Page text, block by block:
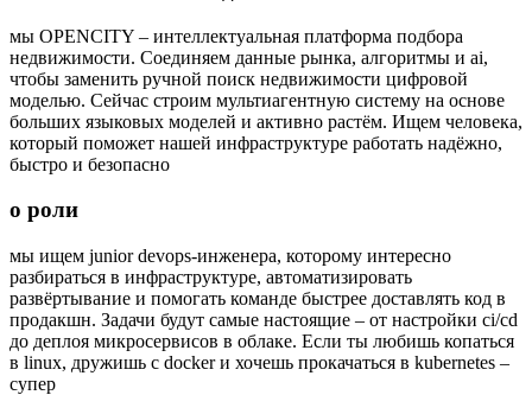
мы OPENCITY – интеллектуальная платформа подбора
недвижимости. Соединяем данные рынка, алгоритмы и ai,
чтобы заменить ручной поиск недвижимости цифровой
моделью. Сейчас строим мультиагентную систему на основе
больших языковых моделей и активно растём. Ищем человека,
который поможет нашей инфраструктуре работать надёжно,
быстро и безопасно
о роли
мы ищем junior devops-инженера, которому интересно
разбираться в инфраструктуре, автоматизировать
развёртывание и помогать команде быстрее доставлять код в
продакшн. Задачи будут самые настоящие – от настройки ci/cd
до деплоя микросервисов в облаке. Если ты любишь копаться
в linux, дружишь с docker и хочешь прокачаться в kubernetes –
супер